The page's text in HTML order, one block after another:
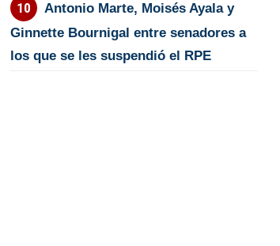
Antonio Marte, Moisés Ayala y
Ginnette Bournigal entre senadores a
los que se les suspendió el RPE